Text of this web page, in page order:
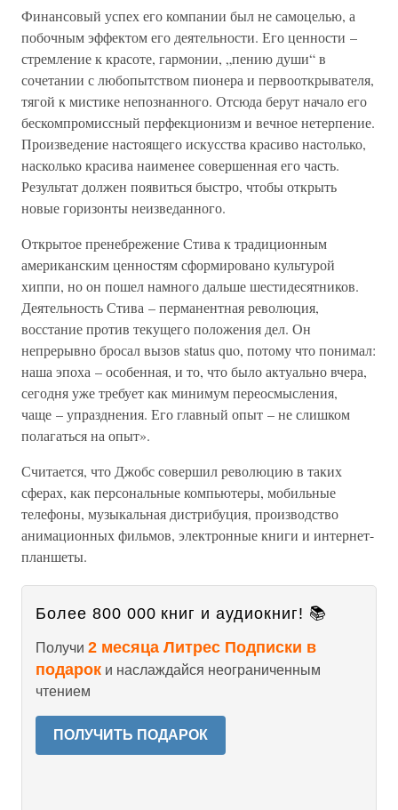
Финансовый успех его компании был не самоцелью, а
побочным эффектом его деятельности. Его ценности –
стремление к красоте, гармонии, „пению души“ в
сочетании с любопытством пионера и первооткрывателя,
тягой к мистике непознанного. Отсюда берут начало его
бескомпромиссный перфекционизм и вечное нетерпение.
Произведение настоящего искусства красиво настолько,
насколько красива наименее совершенная его часть.
Результат должен появиться быстро, чтобы открыть
новые горизонты неизведанного.
Открытое пренебрежение Стива к традиционным
американским ценностям сформировано культурой
хиппи, но он пошел намного дальше шестидесятников.
Деятельность Стива – перманентная революция,
восстание против текущего положения дел. Он
непрерывно бросал вызов status quo, потому что понимал:
наша эпоха – особенная, и то, что было актуально вчера,
сегодня уже требует как минимум переосмысления,
чаще – упразднения. Его главный опыт – не слишком
полагаться на опыт».
Считается, что Джобс совершил революцию в таких
сферах, как персональные компьютеры, мобильные
телефоны, музыкальная дистрибуция, производство
анимационных фильмов, электронные книги и интернет-
планшеты.
Более 800 000 книг и аудиокниг! 📚
Получи 2 месяца Литрес Подписки в
подарок и наслаждайся неограниченным
чтением
ПОЛУЧИТЬ ПОДАРОК